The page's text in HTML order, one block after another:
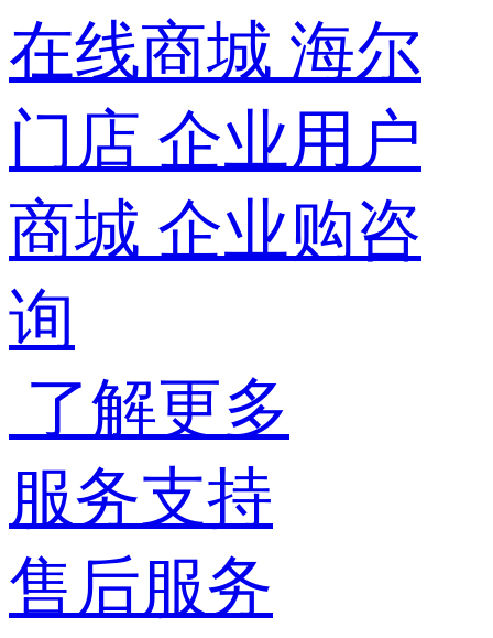
在线商城 海尔
门店 企业用户
商城 企业购咨
询
了解更多
服务支持
售后服务